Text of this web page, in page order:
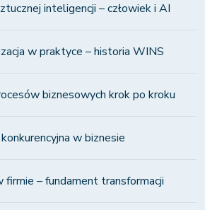
inteligencji – człowiek i AI
w praktyce – historia WINS
biznesowych krok po kroku
w biznesie
firmie – fundament transformacji